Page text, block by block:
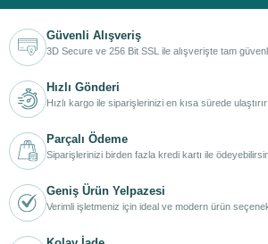
Daikin Kombi Modelleri ve Çözümleri
Hangi Daikin Kombi Size Uygun?
Akıllı Kontrol ile Maksimum Tasarruf
Neden Bizden Daikin Kombi
Doğru Kombi Seçimi = Daha Az
Sonuç: Daikin ile Akıllı Isınma Dönemi
Güvenli Alışveriş
3D Secure ve 256 Bit SSL ile alışverişte tam
Hızlı Gönderi
Hızlı kargo ile siparişlerinizi en kısa sürede
Parçalı Ödeme
Siparişlerinizi birden fazla kredi kartı ile
Geniş Ürün Yelpazesi
Verimli işletmeniz için ideal ve modern ürün